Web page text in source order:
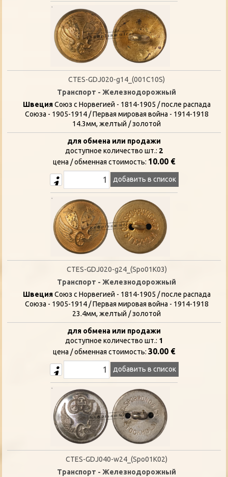
CTES-GDJ020-g14_(001C10S)
Транспорт - Железнодорожный
ШвецияСоюз с Норвегией - 1814-1905 / после распада
Союза - 1905-1914 / Первая мировая война - 1914-1918
14.3мм, желтый / золотой
для обмена или продажи
доступное количество шт.: 2
цена / oбменная стоимость: 10.00 €
добавить в список
CTES-GDJ020-g24_(Spo01K03)
Транспорт - Железнодорожный
ШвецияСоюз с Норвегией - 1814-1905 / после распада
Союза - 1905-1914 / Первая мировая война - 1914-1918
23.4мм, желтый / золотой
для обмена или продажи
доступное количество шт.: 1
цена / oбменная стоимость: 30.00 €
добавить в список
CTES-GDJ040-w24_(Spo01K02)
Транспорт - Железнодорожный